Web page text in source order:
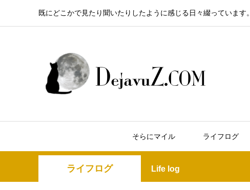
既にどこかで見たり聞いたりしたように感じる日々綴っています。
そらにマイル ライフログ
ライフログ Life log